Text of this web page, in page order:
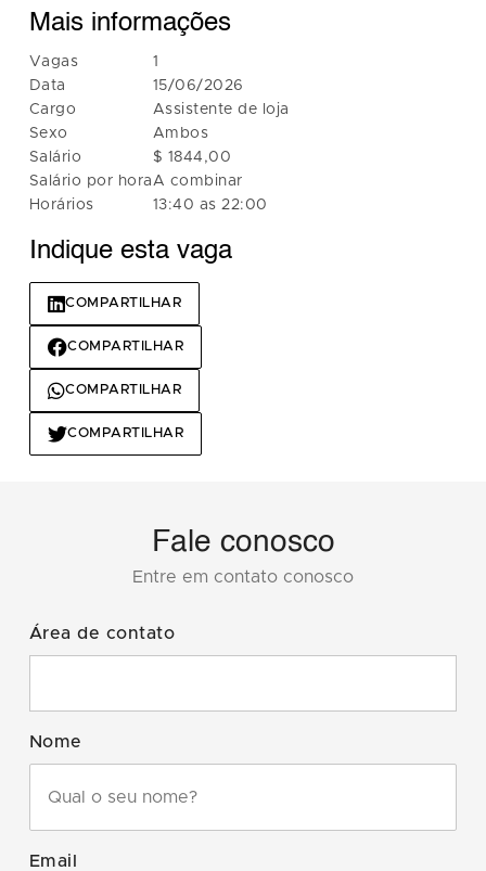
Mais informações
Vagas
Data
Cargo
Sexo
Salário
Salário por hora
Horários
1
15/06/2026
Assistente de loja
Ambos
$ 1844,00
A combinar
13:40 as 22:00
Indique esta vaga
COMPARTILHAR
COMPARTILHAR
COMPARTILHAR
COMPARTILHAR
Fale conosco
Entre em contato conosco
Área de contato
Nome
Email